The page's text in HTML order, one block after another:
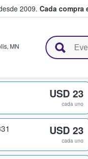
2009. Cada compra
boletos
, MN
USD 23
cada uno
USD 23
cada uno